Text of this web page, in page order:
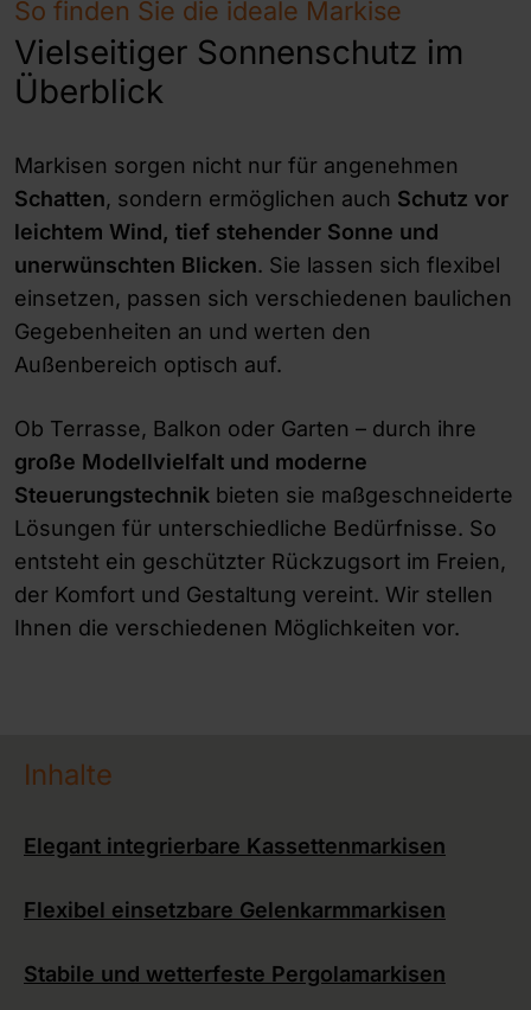
So finden Sie die ideale Markise
Vielseitiger Sonnenschutz im
Überblick
Markisen sorgen nicht nur für angenehmen
Schatten, sondern ermöglichen auch Schutz vor
leichtem Wind, tief stehender Sonne und
unerwünschten Blicken. Sie lassen sich flexibel
einsetzen, passen sich verschiedenen baulichen
Gegebenheiten an und werten den
Außenbereich optisch auf.
Ob Terrasse, Balkon oder Garten – durch ihre
große Modellvielfalt und moderne
Steuerungstechnik bieten sie maßgeschneiderte
Lösungen für unterschiedliche Bedürfnisse. So
entsteht ein geschützter Rückzugsort im Freien,
der Komfort und Gestaltung vereint. Wir stellen
Ihnen die verschiedenen Möglichkeiten vor.
Inhalte
Elegant integrierbare Kassettenmarkisen
Flexibel einsetzbare Gelenkarmmarkisen
Stabile und wetterfeste Pergolamarkisen